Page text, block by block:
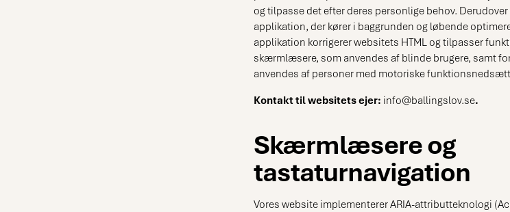
og tilpasse det efter deres personlige behov.
applikation, der kører i baggrunden og løbende
applikation korrigerer websitets HTML og tilpasser
skærmlæsere, som anvendes af blinde brugere, samt
anvendes af personer med motoriske
Kontakt til websitets ejer: info@ballingslov.se.
Skærmlæsere og
tastaturnavigation
Vores website implementerer ARIA-attributteknologi